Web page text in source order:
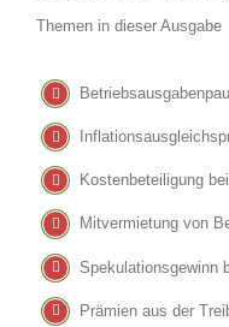
Themen in dieser Ausgabe
Kostenbeteiligung
Mitvermietung von
Spekulationsgewinn
Prämien aus der